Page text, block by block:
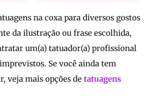
na coxa para diversos gostos
da ilustração ou frase escolhida,
um(a) tatuador(a) profissional
Se você ainda tem
veja mais opções de tatuagens